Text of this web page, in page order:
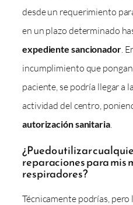
desde un requerimiento
en un plazo determinado
expediente sancionador.
incumplimiento que
paciente, se podría llegar a
actividad del centro,
autorización sanitaria.
¿Puedo utilizar
reparaciones para mis
respiradores?
Técnicamente podrías,